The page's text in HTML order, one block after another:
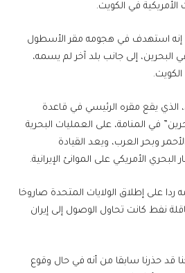
في الكويت.
إنه استهدف في هجومه مقر الأسطول
البحرين، إلى جانب بلد آخر لم يسمه،
يقع مقره الرئيسي في قاعدة
في المنامة، على العمليات البحرية
وبحر العرب، ويعد القيادة
الأمريكي على الموانئ الإيرانية.
على إطلاق الولايات المتحدة صاروخا
نفط كانت تحاول الوصول إلى إيران
قد حذرنا سابقا من أنه في حال وقوع